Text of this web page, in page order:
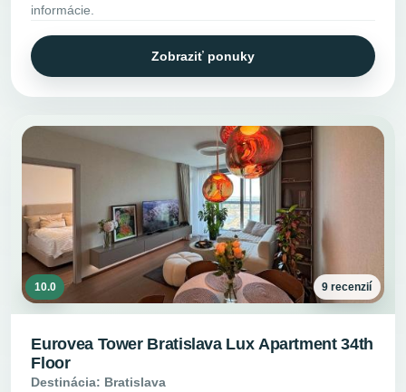
informácie.
Zobraziť ponuky
10.0 9 recenzií
Eurovea Tower Bratislava Lux Apartment 34th
Floor
Destinácia: Bratislava